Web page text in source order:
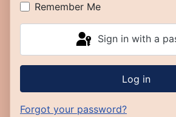
Remember Me
Sign in with a
Log in
Forgot your password?